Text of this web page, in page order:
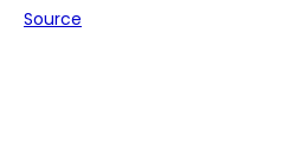
Source